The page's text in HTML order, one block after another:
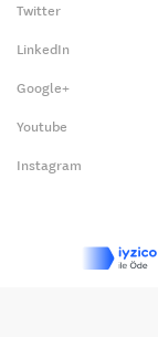
Twitter
LinkedIn
Google+
Youtube
Instagram